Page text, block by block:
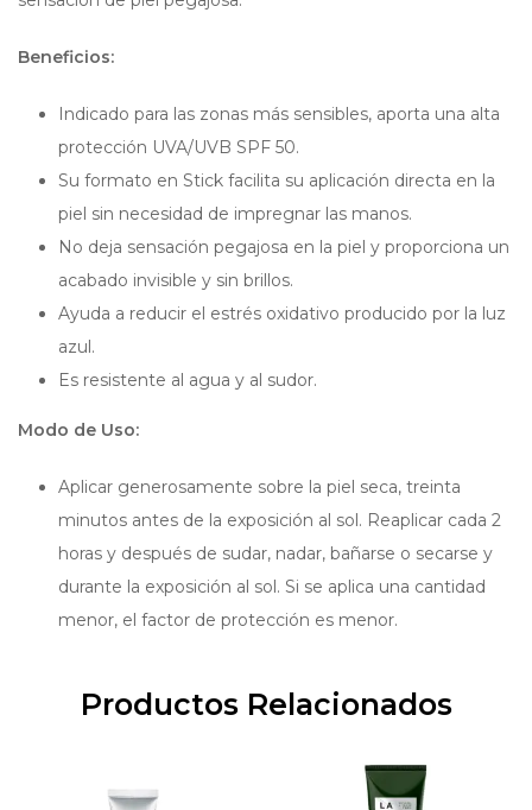
Beneficios:
Indicado para las zonas más sensibles, aporta una alta
protección UVA/UVB SPF 50.
Su formato en Stick facilita su aplicación directa en la
piel sin necesidad de impregnar las manos.
No deja sensación pegajosa en la piel y proporciona un
acabado invisible y sin brillos.
Ayuda a reducir el estrés oxidativo producido por la luz
azul.
Es resistente al agua y al sudor.
Modo de Uso:
Aplicar generosamente sobre la piel seca, treinta
minutos antes de la exposición al sol. Reaplicar cada 2
horas y después de sudar, nadar, bañarse o secarse y
durante la exposición al sol. Si se aplica una cantidad
menor, el factor de protección es menor.
Productos Relacionados